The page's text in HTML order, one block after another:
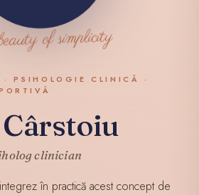
PSIHOLOGIE CLINICĂ ·
clinician
în practică acest concept de
of simplicity